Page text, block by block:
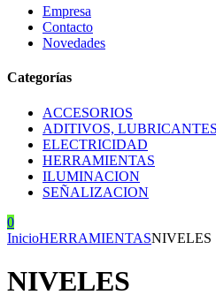
Empresa
Contacto
Novedades
Categorías
ACCESORIOS
ADITIVOS,
ELECTRICIDAD
HERRAMIENTAS
ILUMINACION
SEÑALIZACION
0
InicioHERRAMIENTASNIVELES
NIVELES